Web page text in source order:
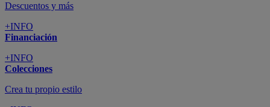
Descuentos y más
+INFO
Financiación
+INFO
Colecciones
Crea tu propio estilo